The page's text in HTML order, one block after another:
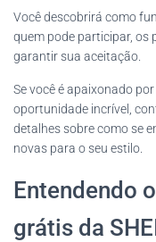
Você descobrirá como
quem pode participar, os
garantir sua aceitação.
Se você é apaixonado
oportunidade incrível,
detalhes sobre como se
novas para o seu estilo.
Entendendo
grátis da